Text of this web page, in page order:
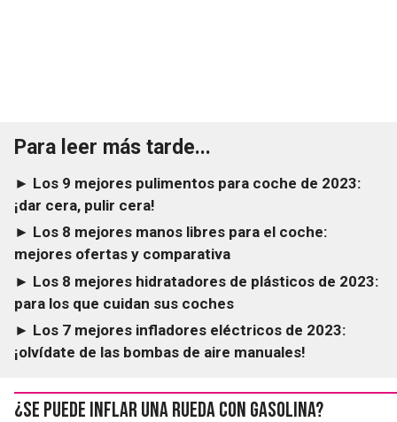
Para leer más tarde...
► Los 9 mejores pulimentos para coche de 2023:
¡dar cera, pulir cera!
► Los 8 mejores manos libres para el coche:
mejores ofertas y comparativa
► Los 8 mejores hidratadores de plásticos de 2023:
para los que cuidan sus coches
► Los 7 mejores infladores eléctricos de 2023:
¡olvídate de las bombas de aire manuales!
¿Se puede inflar una rueda con gasolina?